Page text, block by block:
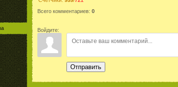
Всего комментариев: 0
Войдите:
Отправить